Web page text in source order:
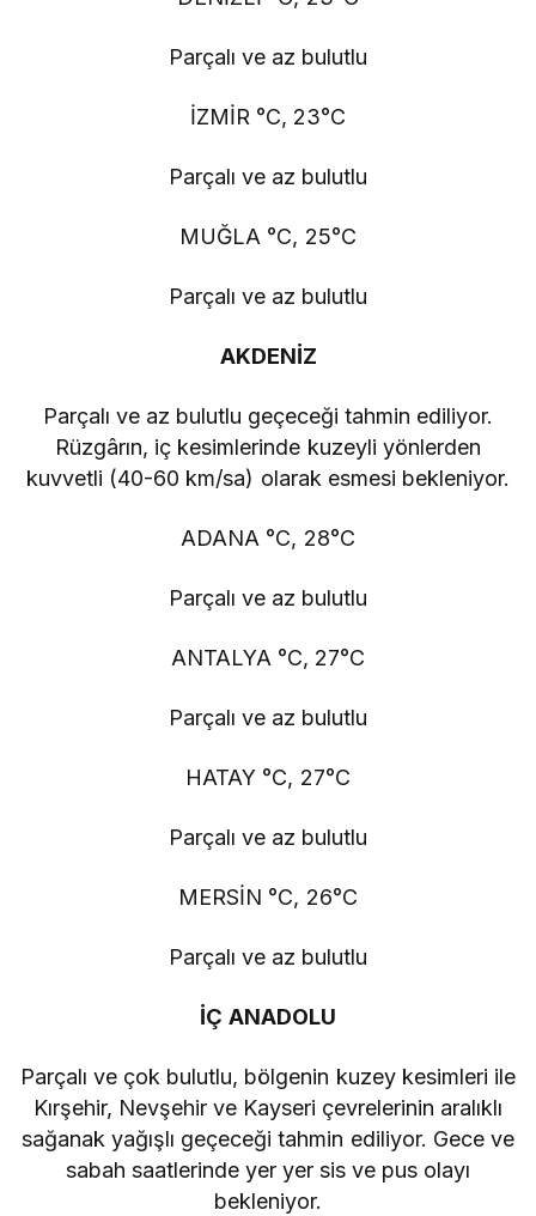
Parçalı ve az bulutlu
İZMİR °C, 23°C
Parçalı ve az bulutlu
MUĞLA °C, 25°C
Parçalı ve az bulutlu
AKDENİZ
Parçalı ve az bulutlu geçeceği tahmin ediliyor.
Rüzgârın, iç kesimlerinde kuzeyli yönlerden
kuvvetli (40-60 km/sa) olarak esmesi bekleniyor.
ADANA °C, 28°C
Parçalı ve az bulutlu
ANTALYA °C, 27°C
Parçalı ve az bulutlu
HATAY °C, 27°C
Parçalı ve az bulutlu
MERSİN °C, 26°C
Parçalı ve az bulutlu
İÇ ANADOLU
Parçalı ve çok bulutlu, bölgenin kuzey kesimleri ile
Kırşehir, Nevşehir ve Kayseri çevrelerinin aralıklı
sağanak yağışlı geçeceği tahmin ediliyor. Gece ve
sabah saatlerinde yer yer sis ve pus olayı
bekleniyor.